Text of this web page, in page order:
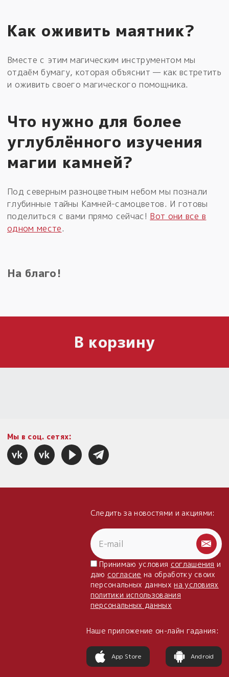
Как оживить маятник?
Вместе с этим магическим инструментом мы
отдаём бумагу, которая объяснит — как встретить
и оживить своего магического помощника.
Что нужно для более
углублённого изучения
магии камней?
Под северным разноцветным небом мы познали
глубинные тайны Камней-самоцветов. И готовы
поделиться с вами прямо сейчас! Вот они все в
одном месте.
На благо!
В корзину
Мы в соц. сетях:
Следить за новостями и акциями:
Принимаю условия соглашения и
даю согласие на обработку своих
персональных данныхна условиях
политики использования
персональных данных
Наше приложение он-лайн гадания:
App Store Android